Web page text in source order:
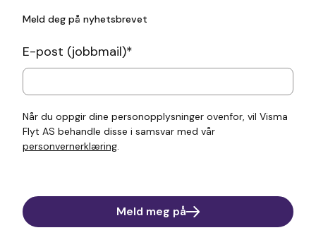
Meld deg på nyhetsbrevet
E-post (jobbmail)*
Når du oppgir dine personopplysninger ovenfor, vil Visma
Flyt AS behandle disse i samsvar med vår
personvernerklæring.
Meld meg på